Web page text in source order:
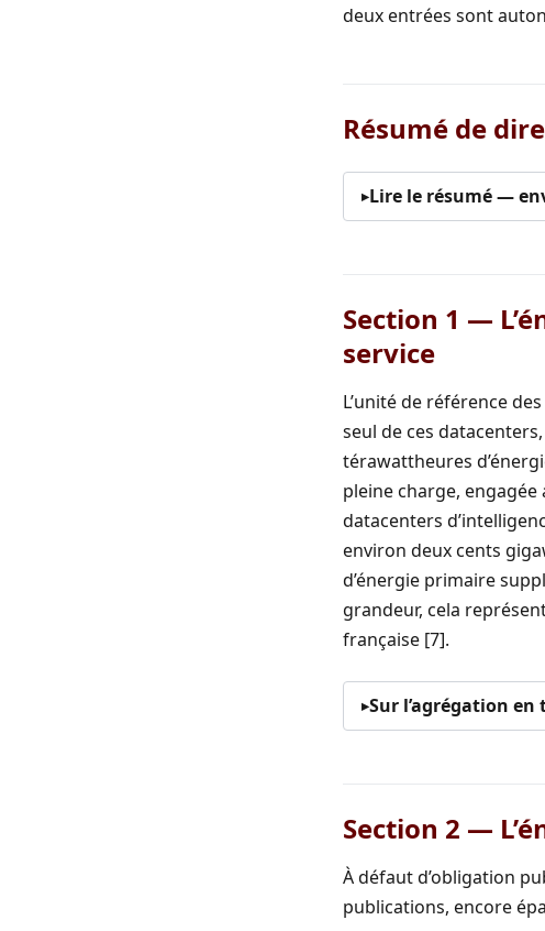
deux entrées sont
Résumé de
Lire le résumé —
Section 1 —
service
L’unité de référence
seul de ces
térawattheures
pleine charge,
datacenters
environ deux cents
d’énergie primaire
grandeur, cela
française [7].
Sur l’agrégation
Section 2 —
À défaut d’obligation
publications, encore